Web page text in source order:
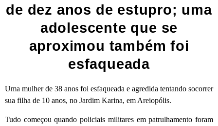
de dez anos de estupro; uma
adolescente que se
aproximou também foi
esfaqueada
Uma mulher de 38 anos foi esfaqueada e agredida tentando socorrer
sua filha de 10 anos, no Jardim Karina, em Areiopólis.
Tudo começou quando policiais militares em patrulhamento foram